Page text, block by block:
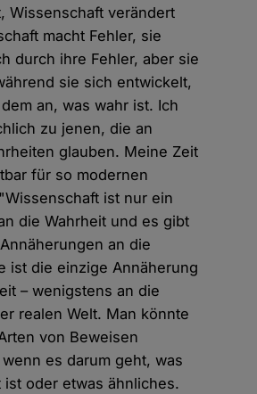
Wissenschaft verändert
macht Fehler, sie
durch ihre Fehler, aber sie
sie sich entwickelt,
an, was wahr ist. Ich
zu jenen, die an
glauben. Meine Zeit
für so modernen
ist nur ein
die Wahrheit und es gibt
an die
ist die einzige Annäherung
– wenigstens an die
realen Welt. Man könnte
von Beweisen
es darum geht, was
ist oder etwas ähnliches.